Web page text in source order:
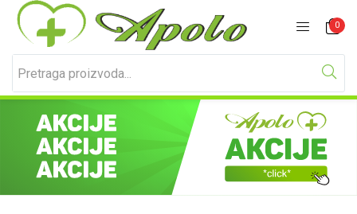
0
Prijavite se Registracija
Unesite svoje korisničko ime i lozinku za prijavu.